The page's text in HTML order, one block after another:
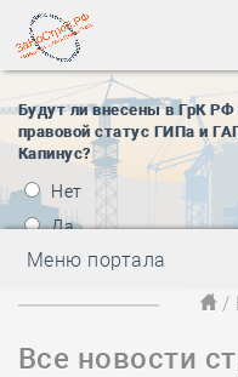
Будут ли внесены в ГрК
правовой статус ГИПа и
Капинус?
Нет
Да
Меню портала
/
Все новости